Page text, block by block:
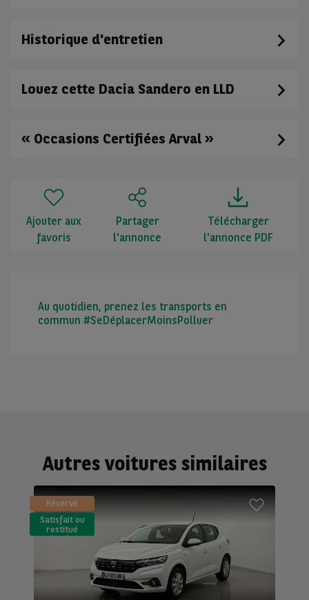
Historique d'entretien
Louez cette Dacia Sandero en LLD
« Occasions Certifiées Arval »
Ajouter aux
favoris
Partager
l'annonce
Télécharger
l'annonce PDF
Au quotidien, prenez les transports en
commun #SeDéplacerMoinsPolluer
Autres voitures similaires
Réservé
Satisfait ou
restitué
(LLD)*